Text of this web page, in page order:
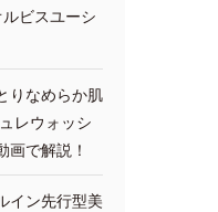
ビスユーシ
りなめらか肌
レウォッシ
画で解説！
イン先行型美